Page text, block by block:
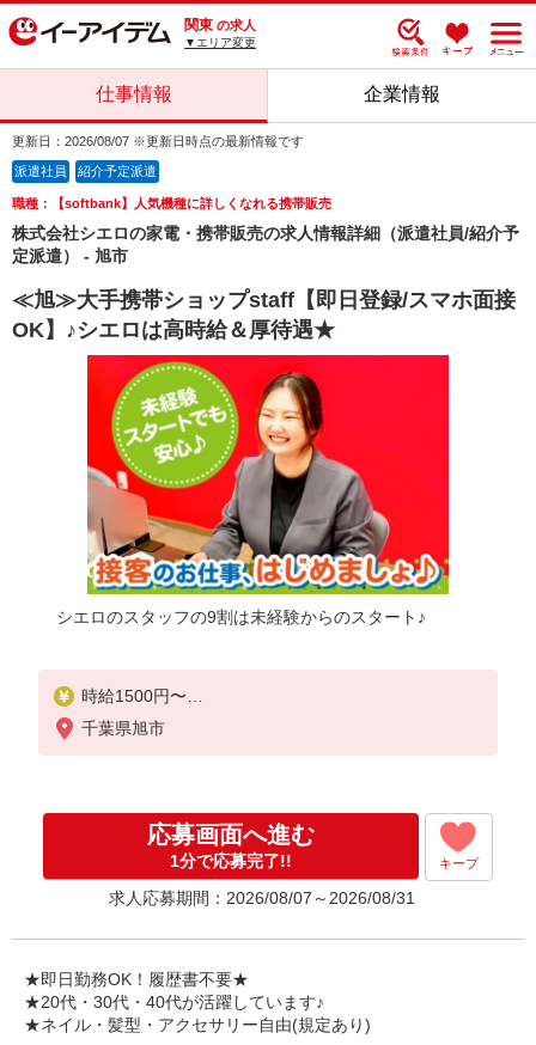
関東 の求人
▼エリア変更
仕事情報 企業情報
更新日：2026/08/07 ※更新日時点の最新情報です
派遣社員 紹介予定派遣
職種：【softbank】人気機種に詳しくなれる携帯販売
株式会社シエロの家電・携帯販売の求人情報詳細（派遣社員/紹介予
定派遣） - 旭市
≪旭≫大手携帯ショップstaff【即日登録/スマホ面接
OK】♪シエロは高時給＆厚待遇★
シエロのスタッフの9割は未経験からのスタート♪
時給1500円〜
※残業代支給
★交通費別途支給（規定あり）
入社祝い金10万円支給(規定有)
お友達を紹介頂くと,
インセンティブ支給(規定有)
゜・。○。・゜+゜・。○。・゜+゜
千葉県旭市
応募画面へ進む
1分で応募完了!! キープ
求人応募期間：2026/08/07～2026/08/31
★即日勤務OK！履歴書不要★
★20代・30代・40代が活躍しています♪
★ネイル・髪型・アクセサリー自由(規定あり)